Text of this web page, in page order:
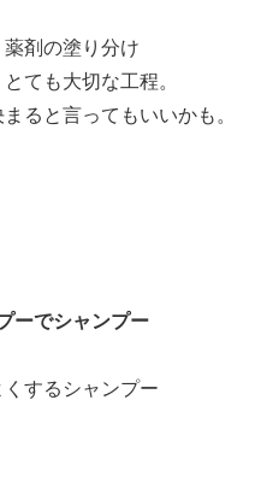
剤の塗り分け
ても大切な工程。
ると言ってもいいかも。
ーでシャンプー
するシャンプー